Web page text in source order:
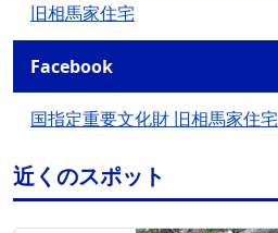
旧相馬家住宅
Facebook
国指定重要文化財 旧相馬家住宅
近くのスポット